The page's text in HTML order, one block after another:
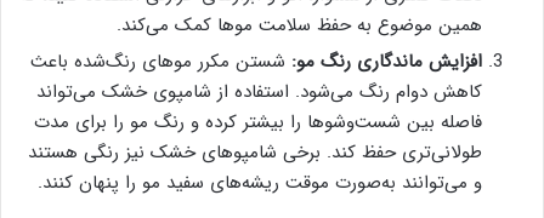
همین موضوع به حفظ سلامت موها کمک می‌کند.
افزایش ماندگاری رنگ مو: شستن مکرر موهای رنگ‌شده باعث
کاهش دوام رنگ می‌شود. استفاده از شامپوی خشک می‌تواند
فاصله بین شست‌وشوها را بیشتر کرده و رنگ مو را برای مدت
طولانی‌تری حفظ کند. برخی شامپوهای خشک نیز رنگی هستند
و می‌توانند به‌صورت موقت ریشه‌های سفید مو را پنهان کنند.